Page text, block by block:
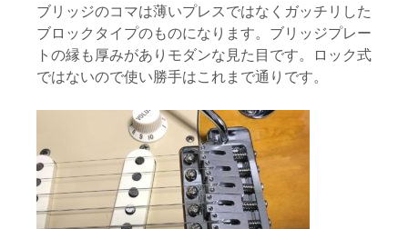
ブリッジのコマは薄いプレスではなくガッチリした
ブロックタイプのものになります。ブリッジプレー
トの縁も厚みがありモダンな見た目です。ロック式
ではないので使い勝手はこれまで通りです。